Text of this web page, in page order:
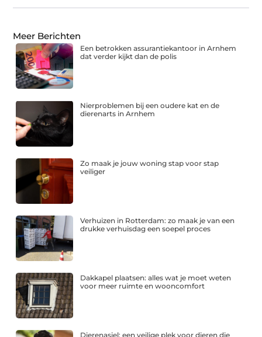
Meer Berichten
Een betrokken assurantiekantoor in Arnhem
dat verder kijkt dan de polis
Nierproblemen bij een oudere kat en de
dierenarts in Arnhem
Zo maak je jouw woning stap voor stap
veiliger
Verhuizen in Rotterdam: zo maak je van een
drukke verhuisdag een soepel proces
Dakkapel plaatsen: alles wat je moet weten
voor meer ruimte en wooncomfort
Dierenasiel: een veilige plek voor dieren die